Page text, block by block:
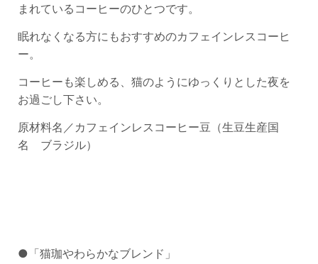
まれているコーヒーのひとつです。
眠れなくなる方にもおすすめのカフェインレスコーヒ
ー。
コーヒーも楽しめる、猫のようにゆっくりとした夜を
お過ごし下さい。
原材料名／カフェインレスコーヒー豆（生豆生産国
名 ブラジル）
●「猫珈やわらかなブレンド」